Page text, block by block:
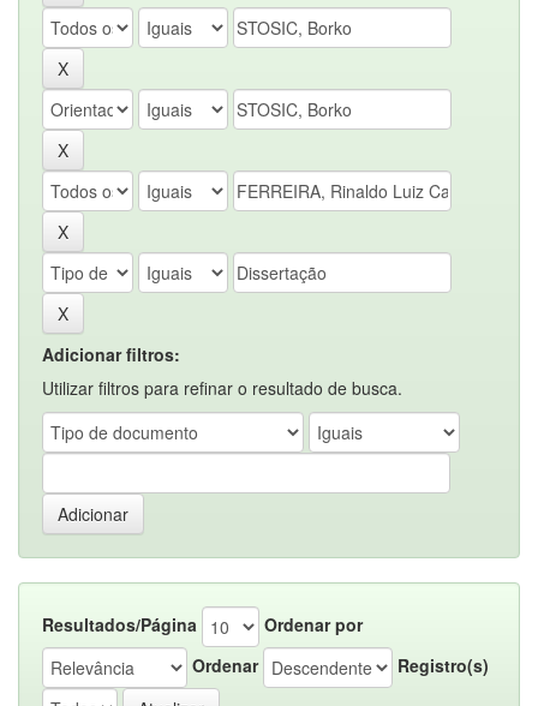
Adicionar filtros:
Utilizar filtros para refinar o resultado de busca.
Resultados/Página
Ordenar por
Ordenar
Registro(s)